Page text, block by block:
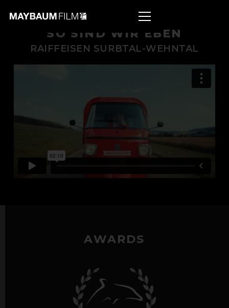
SO SIND WIR EBEN
RAIFFEISEN SURBTAL-WEHNTAL
AWARDS